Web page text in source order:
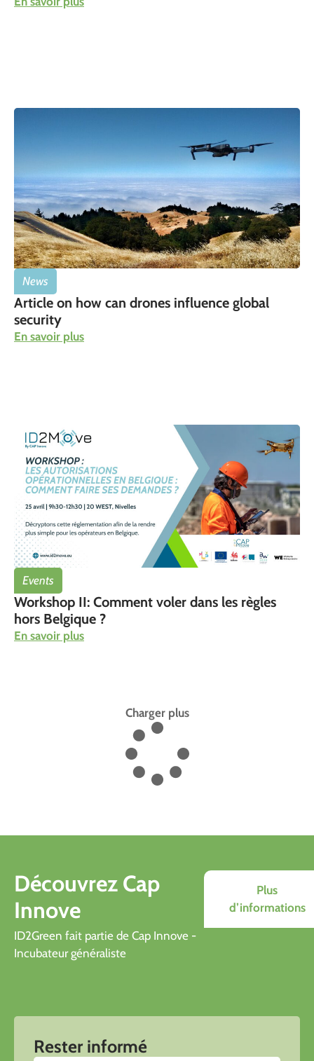
News
Article on how can drones influence global
security
En savoir plus
Events
Workshop II: Comment voler dans les règles
hors Belgique ?
En savoir plus
Charger plus
Découvrez Cap
Innove
ID2Green fait partie de Cap Innove -
Incubateur généraliste
Plus
d’informations
Rester informé